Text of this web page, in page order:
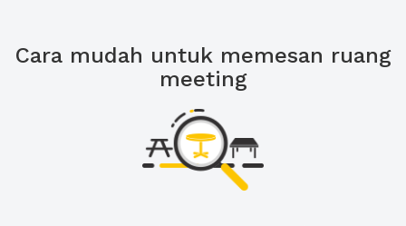
Cara mudah untuk memesan ruang
meeting